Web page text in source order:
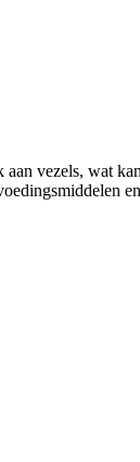
vezels, wat